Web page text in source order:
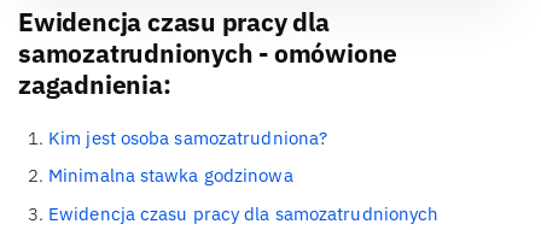
Ewidencja czasu pracy dla
samozatrudnionych - omówione
zagadnienia:
Kim jest osoba samozatrudniona?
Minimalna stawka godzinowa
Ewidencja czasu pracy dla samozatrudnionych